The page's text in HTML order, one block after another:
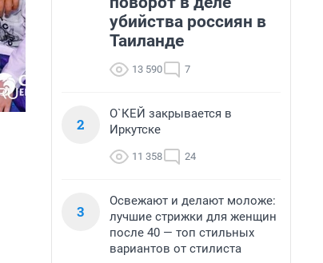
убийства россиян в
Таиланде
13 590 7
2
О`КЕЙ закрывается в
Иркутске
11 358 24
3
Освежают и делают моложе:
лучшие стрижки для женщин
после 40 — топ стильных
вариантов от стилиста